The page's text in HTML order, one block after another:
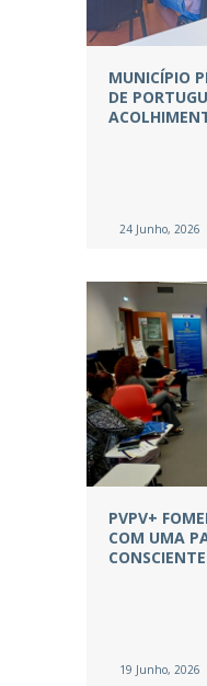
MUNICÍPIO
DE
24 Junho, 2026
PVPV+
COM UMA
CONSCIENTE
19 Junho, 2026